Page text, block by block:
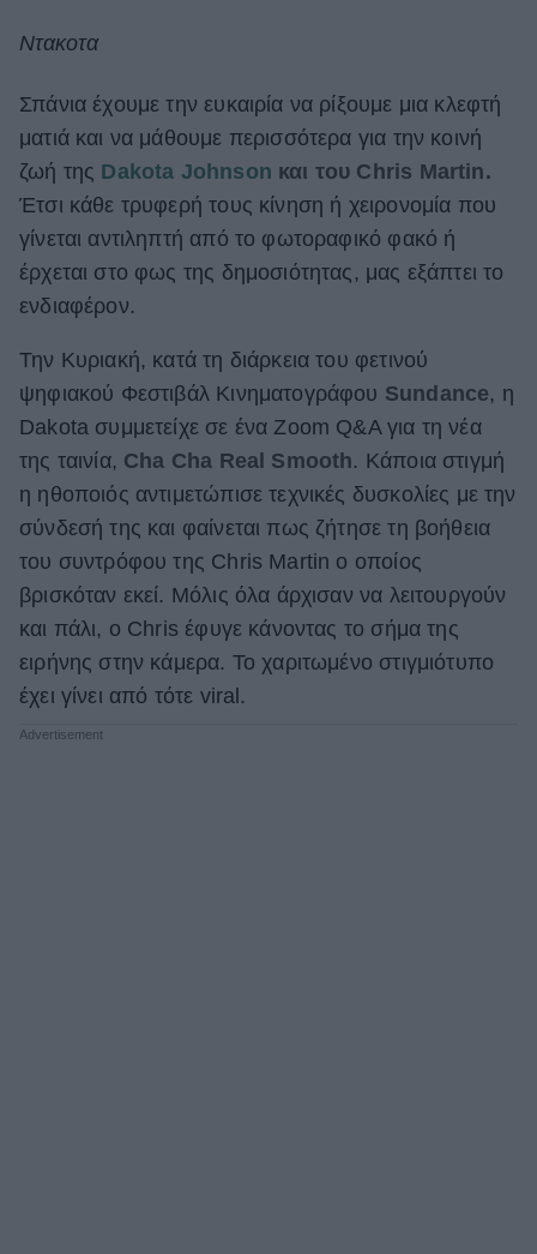
Cooking
Αφιερώματα
ΒΟΞ
Χωρίς Ταμπέλες
Women's Forum
Hautes Grecians
Γάμος
Market News
Ντακοτα
Σπάνια έχουμε την ευκαιρία να ρίξουμε μια κλεφτή
ματιά και να μάθουμε περισσότερα για την κοινή
ζωή της Dakota Johnson και του Chris Martin.
Έτσι κάθε τρυφερή τους κίνηση ή χειρονομία που
γίνεται αντιληπτή από το φωτοραφικό φακό ή
έρχεται στο φως της δημοσιότητας, μας εξάπτει το
ενδιαφέρον.
Την Κυριακή, κατά τη διάρκεια του φετινού
ψηφιακού Φεστιβάλ Κινηματογράφου Sundance, η
Dakota συμμετείχε σε ένα Zoom Q&A για τη νέα
της ταινία, Cha Cha Real Smooth. Κάποια στιγμή
η ηθοποιός αντιμετώπισε τεχνικές δυσκολίες με την
σύνδεσή της και φαίνεται πως ζήτησε τη βοήθεια
του συντρόφου της Chris Martin o oποίος
βρισκόταν εκεί. Μόλις όλα άρχισαν να λειτουργούν
και πάλι, ο Chris έφυγε κάνοντας το σήμα της
ειρήνης στην κάμερα. Το χαριτωμένο στιγμιότυπο
έχει γίνει από τότε viral.